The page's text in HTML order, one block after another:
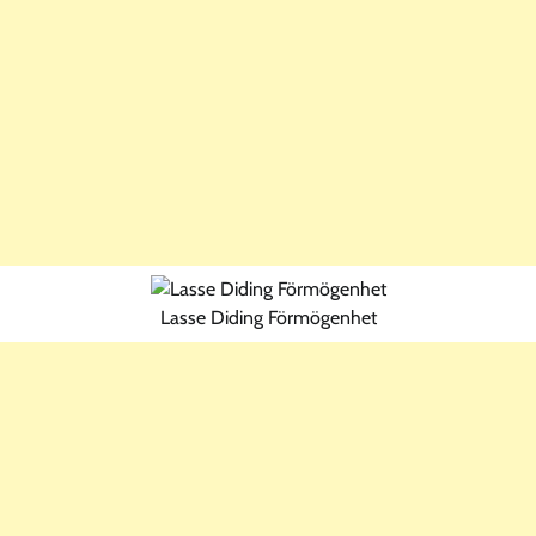
Lasse Diding Förmögenhet